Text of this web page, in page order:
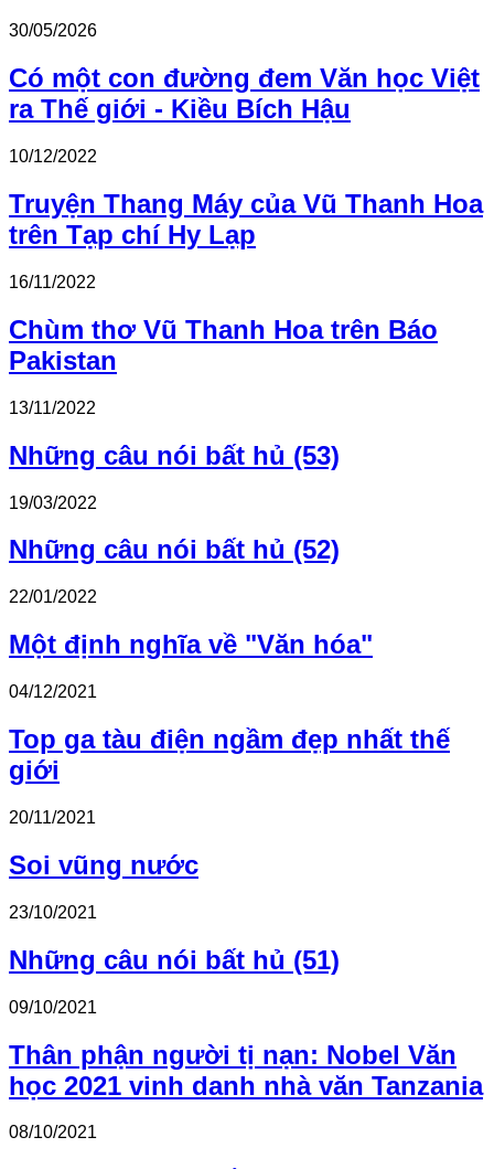
30/05/2026
Có một con đường đem Văn học Việt
ra Thế giới - Kiều Bích Hậu
10/12/2022
Truyện Thang Máy của Vũ Thanh Hoa
trên Tạp chí Hy Lạp
16/11/2022
Chùm thơ Vũ Thanh Hoa trên Báo
Pakistan
13/11/2022
Những câu nói bất hủ (53)
19/03/2022
Những câu nói bất hủ (52)
22/01/2022
Một định nghĩa về "Văn hóa"
04/12/2021
Top ga tàu điện ngầm đẹp nhất thế
giới
20/11/2021
Soi vũng nước
23/10/2021
Những câu nói bất hủ (51)
09/10/2021
Thân phận người tị nạn: Nobel Văn
học 2021 vinh danh nhà văn Tanzania
08/10/2021